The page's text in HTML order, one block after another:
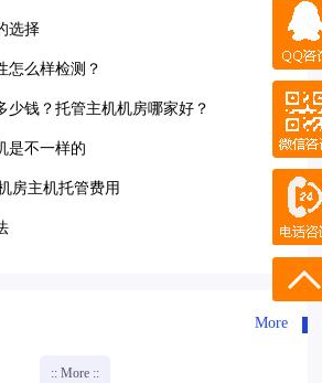
选择
怎么样检测？
少钱？托管主机机房哪家好？
是不一样的
房主机托管费用
More
:: More ::